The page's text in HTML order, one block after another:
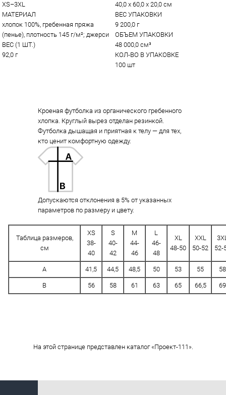
XS–3XL
МАТЕРИАЛ
хлопок 100%, гребенная пряжа
(пенье), плотность 145 г/м²; джерси
ВЕС (1 ШТ.)
92,0 г
40,0 x 60,0 x 20,0 см
ВЕС УПАКОВКИ
9 200,0 г
ОБЪЕМ УПАКОВКИ
48 000,0 см³
КОЛ-ВО В УПАКОВКЕ
100 шт
Кроеная футболка из органического гребенного
хлопка. Круглый вырез отделан резинкой.
Футболка дышащая и приятная к телу — для тех,
кто ценит комфортную одежду.
Допускаются отклонения в 5% от указанных
параметров по размеру и цвету.
Таблица размеров,
см
XS
38-
40
S
40-
42
M
44-
46
L
46-
48
XL
48-50
XXL
50-52
52-
A 41,5 44,5 48,5 50 53 55 58
B 56 58 61 63 65 66,5 69
На этой странице представлен каталог «Проект-111».